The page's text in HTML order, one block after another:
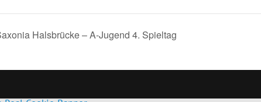
Halsbrücke – A-Jugend 4. Spieltag